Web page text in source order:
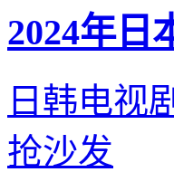
2024年日
日韩电视剧
抢沙发